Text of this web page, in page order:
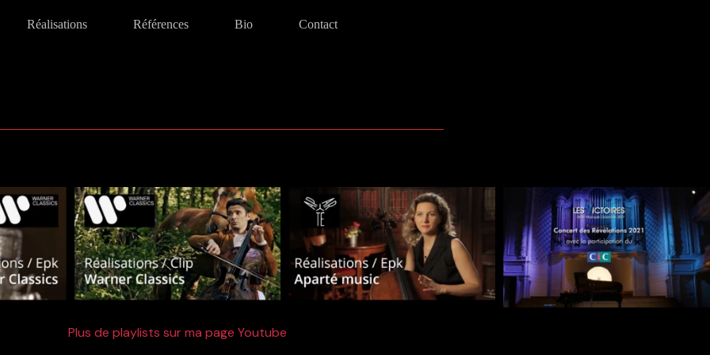
Réalisations Références Bio Contact
Plus de playlists sur ma page Youtube